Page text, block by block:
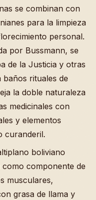
se combinan con
para la limpieza
personal.
por Bussmann, se
de la Justicia y otras
baños rituales de
la doble naturaleza
medicinales con
y elementos
curanderil.
boliviano
componente de
musculares,
grasa de llama y